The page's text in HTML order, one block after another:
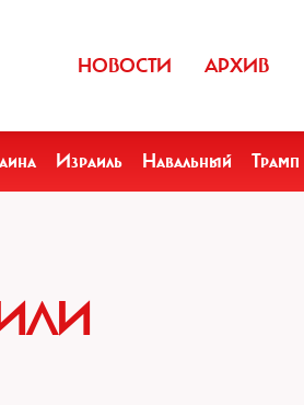
НОВОСТИ АРХИВ
Израиль Навальный Трамп